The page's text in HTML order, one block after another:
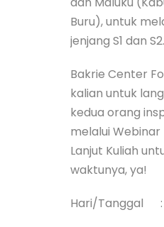
Buru), untuk
jenjang S1 dan S2.
Bakrie Center
kalian untuk
kedua orang
melalui
Lanjut Kuliah
waktunya, ya!
Hari/Tanggal :